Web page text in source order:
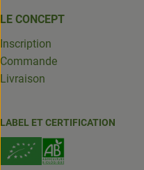
LE CONCEPT
Inscription
Commande
Livraison
LABEL ET CERTIFICATION